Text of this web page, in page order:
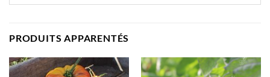
PRODUITS APPARENTÉS